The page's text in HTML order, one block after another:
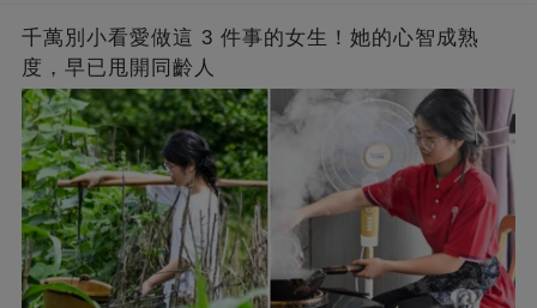
千萬別小看愛做這 3 件事的女生！她的心智成熟
度，早已甩開同齡人